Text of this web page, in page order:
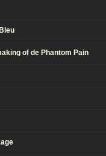
of de Phantom Pain